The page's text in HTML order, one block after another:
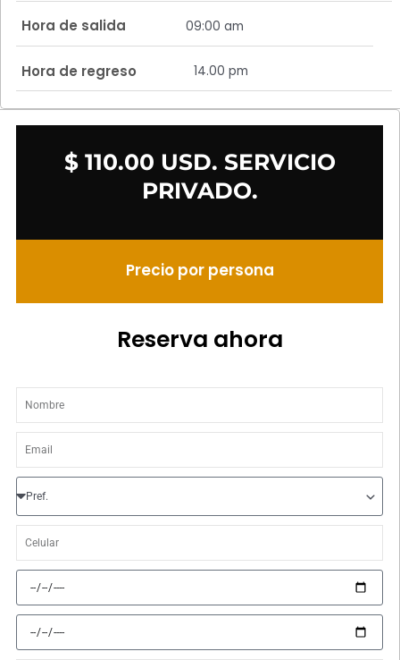
Hora de salida 09:00 am
Hora de regreso 14.00 pm
$ 110.00 USD. SERVICIO
PRIVADO.
Precio por persona
Reserva ahora
llegada